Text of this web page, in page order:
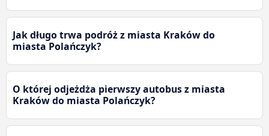
Jak długo trwa podróż z miasta Kraków do
miasta Polańczyk?
O której odjeżdża pierwszy autobus z miasta
Kraków do miasta Polańczyk?